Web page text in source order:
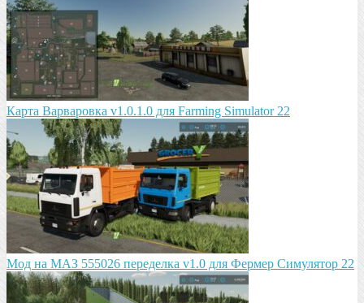
Карта Варваровка v1.0.1.0 для Farming Simulator 22
Мод на МАЗ 555026 пeрeдeлка v1.0 для Фермер Симулятор 22